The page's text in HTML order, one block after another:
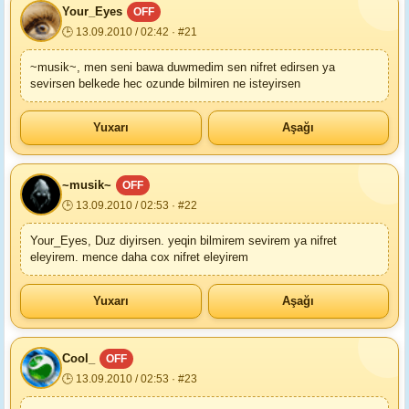
Your_Eyes
OFF
🕒 13.09.2010 / 02:42 · #21
~musik~, men seni bawa duwmedim sen nifret edirsen ya
sevirsen belkede hec ozunde bilmiren ne isteyirsen
Yuxarı Aşağı
~musik~
OFF
🕒 13.09.2010 / 02:53 · #22
Your_Eyes, Duz diyirsen. yeqin bilmirem sevirem ya nifret
eleyirem. mence daha cox nifret eleyirem
Yuxarı Aşağı
Cool_
OFF
🕒 13.09.2010 / 02:53 · #23